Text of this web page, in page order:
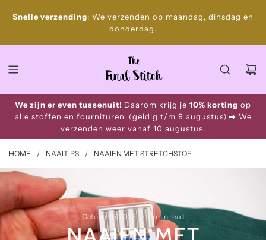
p
o
e
Snelle verzending: We verzenden op maandag, dinsdag en
donderdag.
We zijn er even tussenuit! Daarom krijg je 10% korting op
alle stoffen en fournituren. (geldig t/m 9 augustus) ➡️ We
verzenden weer vanaf 10 augustus.
HOME / NAAITIPS / NAAIEN MET STRETCHSTOF
October 17, 2023 5 min read